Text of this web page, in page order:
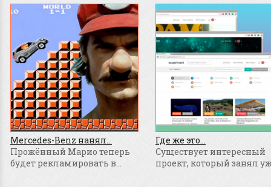
Mercedes-Benz нанял...
Прожённый Марио теперь
будет рекламировать в...
Где же это...
Существует интересный
проект, который занял